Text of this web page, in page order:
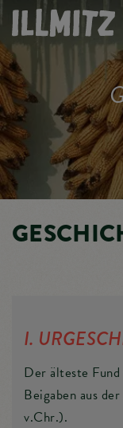
I.
Der älteste
Beigaben aus
v.Chr.).